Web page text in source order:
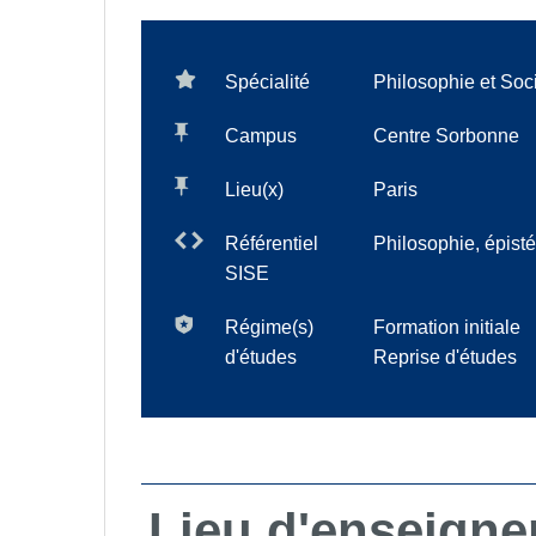
Spécialité Philosophie et
Campus Centre Sorbonne
Lieu(x) Paris
Référentiel
SISE
Philosophie,
Régime(s)
d'études
Formation initiale
Reprise d'études